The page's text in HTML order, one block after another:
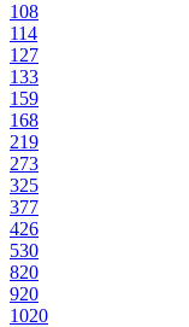
108
114
127
133
159
168
219
273
325
377
426
530
820
920
1020